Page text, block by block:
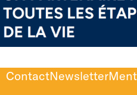
ContactNewsletter